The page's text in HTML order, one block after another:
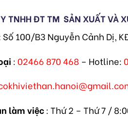
TNHH ĐT TM SẢN XUẤT VÀ
Số 100/B3 Nguyễn Cảnh Dị,
: 02466 870 468 – Hotline:
làm việc: Thứ 2 – Thứ 7 /